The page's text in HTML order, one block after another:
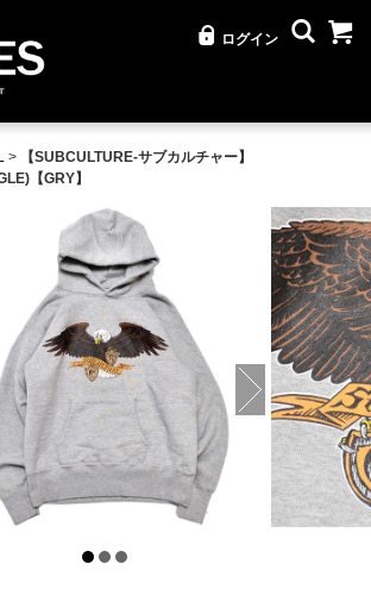
ログイン
>
【SUBCULTURE-サブカルチャー】
【GRY】